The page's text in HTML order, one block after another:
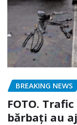
BREAKING NEWS
FOTO.
bărbați au